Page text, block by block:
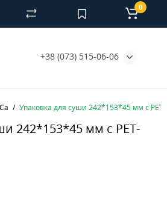
+38 (073) 515-06-06
0
Упаковка для суши 242*153*45 мм с
242*153*45 мм с PET-